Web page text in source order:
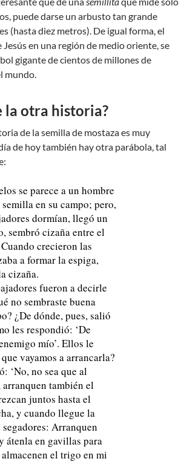
puede darse un arbusto tan grande
(hasta diez metros). De igual forma, el
Jesús en una región de medio oriente, se
gigante de cientos de millones de
mundo.
la otra historia?
de la semilla de mostaza es muy
de hoy también hay otra parábola, tal
se parece a un hombre
en su campo; pero,
dormían, llegó un
sembró cizaña entre el
crecieron las
a formar la espiga,
cizaña.
fueron a decirle
no sembraste buena
¿De dónde, pues, salió
les respondió: ‘De
mío’. Ellos le
vayamos a arrancarla?
‘No, no sea que al
también el
juntos hasta el
y cuando llegue la
Arranquen
átenla en gavillas para
el trigo en mi